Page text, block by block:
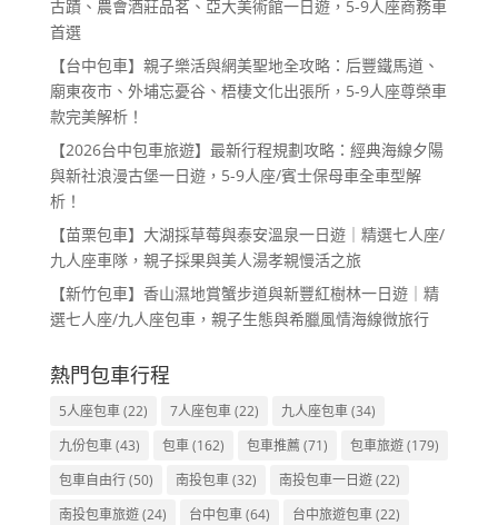
古蹟、農會酒莊品茗、亞大美術館一日遊，5-9人座商務車
首選
【台中包車】親子樂活與網美聖地全攻略：后豐鐵馬道、
廟東夜市、外埔忘憂谷、梧棲文化出張所，5-9人座尊榮車
款完美解析！
【2026台中包車旅遊】最新行程規劃攻略：經典海線夕陽
與新社浪漫古堡一日遊，5-9人座/賓士保母車全車型解
析！
【苗栗包車】大湖採草莓與泰安溫泉一日遊｜精選七人座/
九人座車隊，親子採果與美人湯孝親慢活之旅
【新竹包車】香山濕地賞蟹步道與新豐紅樹林一日遊｜精
選七人座/九人座包車，親子生態與希臘風情海線微旅行
熱門包車行程
5人座包車(22) 7人座包車(22) 九人座包車(34)
九份包車(43) 包車(162) 包車推薦(71) 包車旅遊(179)
包車自由行(50) 南投包車(32) 南投包車一日遊(22)
南投包車旅遊(24) 台中包車(64) 台中旅遊包車(22)